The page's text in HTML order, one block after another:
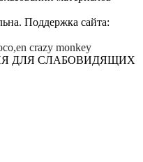
Поддержка сайта:
crazy monkey
ДЛЯ СЛАБОВИДЯЩИХ